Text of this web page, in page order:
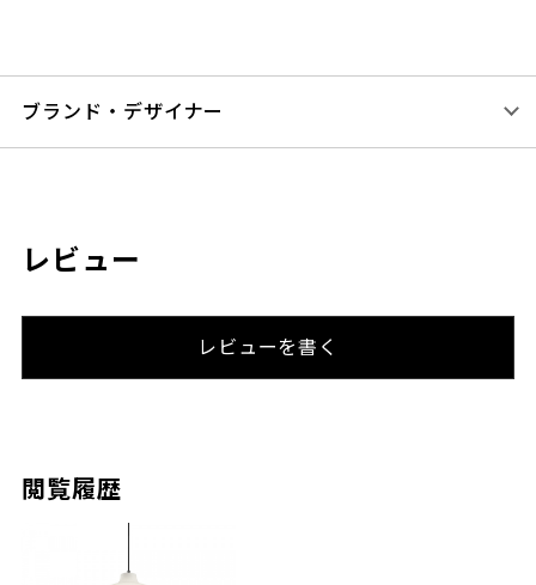
ブランド・デザイナー
レビュー
レビューを書く
閲覧履歴